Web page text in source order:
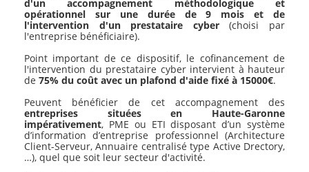
d'un accompagnement méthodologique et
opérationnel sur une durée de 9 mois et de
l'intervention d'un prestataire cyber(choisi par
l'entreprise bénéficiaire).
Point important de ce dispositif, le cofinancement de
l'intervention du prestataire cyber intervient à hauteur
de 75% du coût avec un plafond d'aide fixé à 15000€.
Peuvent bénéficier de cet accompagnement des
entreprises situées en Haute-Garonne
impérativement, PME ou ETI disposant d’un système
d’information d’entreprise professionnel (Architecture
Client-Serveur, Annuaire centralisé type Active Drectory,
…), quel que soit leur secteur d'activité.